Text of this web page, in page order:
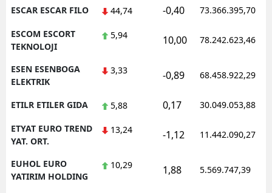
ESCAR ESCAR FILO 44,74 -0,40 73.366.395,70
ESCOM ESCORT
TEKNOLOJI
5,94 10,00 78.242.623,46
ESEN ESENBOGA
ELEKTRIK
3,33 -0,89 68.458.922,29
ETILR ETILER GIDA 5,88 0,17 30.049.053,88
ETYAT EURO TREND
YAT. ORT.
13,24 -1,12 11.442.090,27
EUHOL EURO
YATIRIM HOLDING
10,29 1,88 5.569.747,39